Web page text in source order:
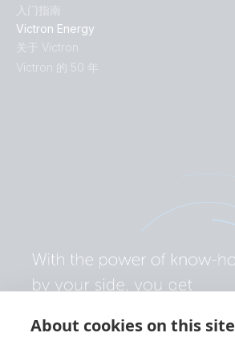
About cookies on this site
入门指南
Victron Energy
关于 Victron
Victron 的 50 年